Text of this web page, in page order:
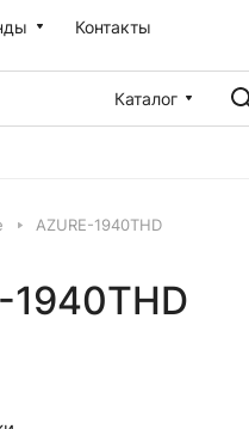
Контакты
Каталог
AZURE-1940THD
1940THD